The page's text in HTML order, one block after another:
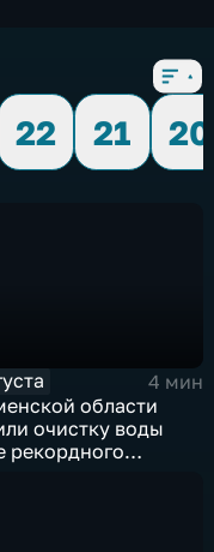
22 21
20
4 мин
области
очистку воды
рекордного